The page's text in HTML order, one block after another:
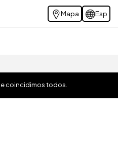
Mapa Esp
coincidimos todos.